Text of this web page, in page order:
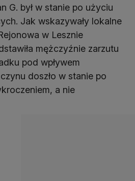
G. był w stanie po użyciu
Jak wskazywały lokalne
w Lesznie
mężczyźnie zarzutu
pod wpływem
doszło w stanie po
a nie